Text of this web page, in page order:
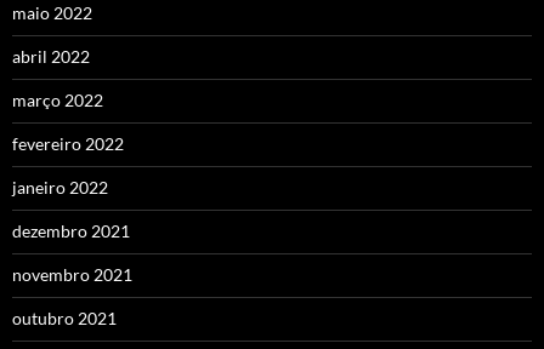
maio 2022
abril 2022
março 2022
fevereiro 2022
janeiro 2022
dezembro 2021
novembro 2021
outubro 2021